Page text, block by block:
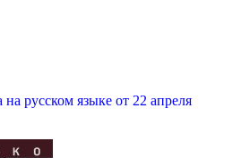
русском языке от 22 апреля